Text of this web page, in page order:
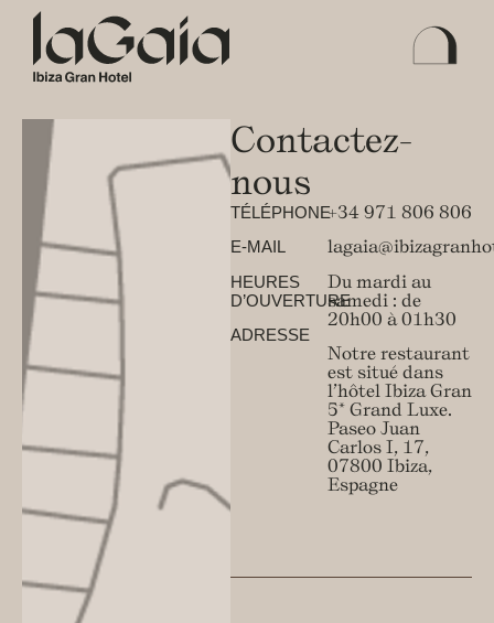
Contactez-
nous
TÉLÉPHONE
E-MAIL
HEURES
D’OUVERTURE
ADRESSE
+34 971 806 806
Du mardi au
samedi : de
20h00 à 01h30
Notre restaurant
est situé dans
l’hôtel Ibiza Gran
5* Grand Luxe.
Paseo Juan
Carlos I, 17,
07800 Ibiza,
Espagne